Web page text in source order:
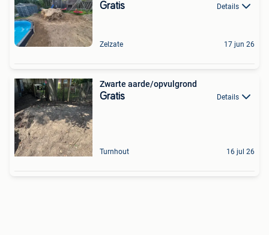
Gratis Details
Zelzate 17 jun 26
Zwarte aarde/opvulgrond
Gratis Details
Turnhout 16 jul 26